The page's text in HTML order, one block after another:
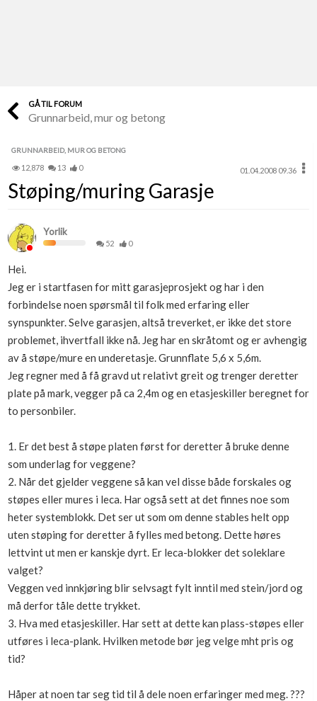
Finn håndverkere
Papirer som mangler
Skaff dokumentasjon som mangler
Kundeservice
Få svar på det du lurer på
Kom i gang med Boligmappa
Se din bolig? Klikk her
Boligmappa+
Få mer ut av Boligmappa
Nytt
GÅ TIL FORUM
Grunnarbeid, mur og betong
GRUNNARBEID, MUR OG BETONG
12,878 13 0 01.04.2008 09.36
Støping/muring Garasje
Yorlik
52 0
Hei.
Jeg er i startfasen for mitt garasjeprosjekt og har i den
forbindelse noen spørsmål til folk med erfaring eller
synspunkter. Selve garasjen, altså treverket, er ikke det store
problemet, ihvertfall ikke nå. Jeg har en skråtomt og er avhengig
av å støpe/mure en underetasje. Grunnflate 5,6 x 5,6m.
Jeg regner med å få gravd ut relativt greit og trenger deretter
plate på mark, vegger på ca 2,4m og en etasjeskiller beregnet for
to personbiler.
1. Er det best å støpe platen først for deretter å bruke denne
som underlag for veggene?
2. Når det gjelder veggene så kan vel disse både forskales og
støpes eller mures i leca. Har også sett at det finnes noe som
heter systemblokk. Det ser ut som om denne stables helt opp
uten støping for deretter å fylles med betong. Dette høres
lettvint ut men er kanskje dyrt. Er leca-blokker det soleklare
valget?
Veggen ved innkjøring blir selvsagt fylt inntil med stein/jord og
må derfor tåle dette trykket.
3. Hva med etasjeskiller. Har sett at dette kan plass-støpes eller
utføres i leca-plank. Hvilken metode bør jeg velge mht pris og
tid?
Håper at noen tar seg tid til å dele noen erfaringer med meg. ???